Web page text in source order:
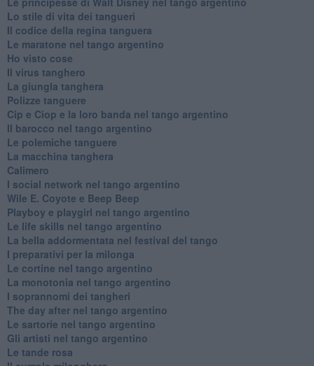
Lo stile di vita dei tangueri
Il codice della regina tanguera
Le maratone nel tango argentino
Ho visto cose
Il virus tanghero
La giungla tanghera
Polizze tanguere
Cip e Ciop e la loro banda nel tango argentino
Il barocco nel tango argentino
Le polemiche tanguere
La macchina tanghera
Calimero
​I social network nel tango argentino
Wile E. Coyote e Beep Beep
Playboy e playgirl nel tango argentino
Le life skills nel tango argentino
La bella addormentata nel festival del tango
I preparativi per la milonga
Le cortine nel tango argentino
La monotonia nel tango argentino
I soprannomi dei tangheri
The day after nel tango argentino
Le sartorie nel tango argentino
Gli artisti nel tango argentino
Le tande rosa